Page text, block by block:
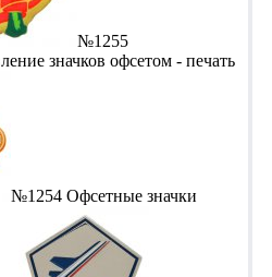
№1255
значков офсетом - печать
№1254 Офсетные значки